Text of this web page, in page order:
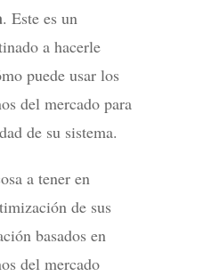
. Este es un
a hacerle
puede usar los
del mercado para
de su sistema.
a tener en
de sus
basados ​​en
del mercado